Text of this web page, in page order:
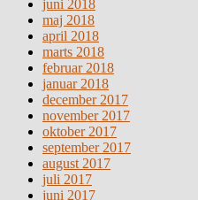
juni 2018
maj 2018
april 2018
marts 2018
februar 2018
januar 2018
december 2017
november 2017
oktober 2017
september 2017
august 2017
juli 2017
juni 2017